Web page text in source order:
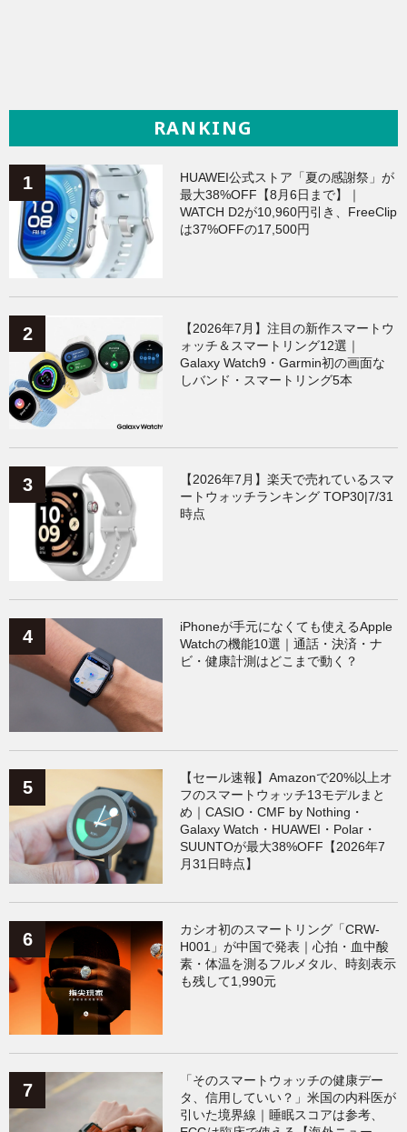
RANKING
HUAWEI公式ストア「夏の感謝祭」が
最大38%OFF【8月6日まで】｜
WATCH D2が10,960円引き、FreeClip
は37%OFFの17,500円
【2026年7月】注目の新作スマートウ
ォッチ＆スマートリング12選｜
Galaxy Watch9・Garmin初の画面な
しバンド・スマートリング5本
【2026年7月】楽天で売れているスマ
ートウォッチランキング TOP30|7/31
時点
iPhoneが手元になくても使えるApple
Watchの機能10選｜通話・決済・ナ
ビ・健康計測はどこまで動く？
【セール速報】Amazonで20%以上オ
フのスマートウォッチ13モデルまと
め｜CASIO・CMF by Nothing・
Galaxy Watch・HUAWEI・Polar・
SUUNTOが最大38%OFF【2026年7
月31日時点】
カシオ初のスマートリング「CRW-
H001」が中国で発表｜心拍・血中酸
素・体温を測るフルメタル、時刻表示
も残して1,990元
「そのスマートウォッチの健康デー
タ、信用していい？」米国の内科医が
引いた境界線｜睡眠スコアは参考、